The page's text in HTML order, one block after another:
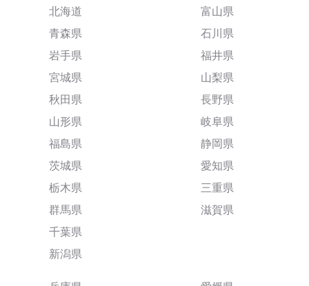
北海道
青森県
岩手県
宮城県
秋田県
山形県
福島県
茨城県
栃木県
群馬県
千葉県
新潟県
富山県
石川県
福井県
山梨県
長野県
岐阜県
静岡県
愛知県
三重県
滋賀県